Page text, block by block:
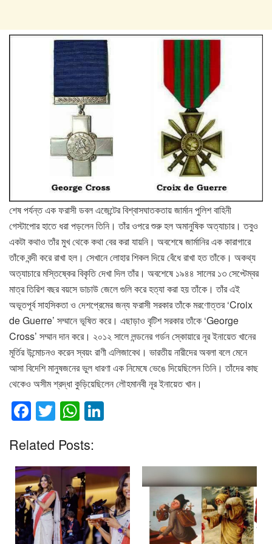
শেষ পর্যন্ত এক ফরাসী ডবল এজেন্টের বিশ্বাসঘাতকতায় জার্মান পুলিশ বাহিনী
গেস্টাপোর হাতে ধরা পড়লেন তিনি। তাঁর ওপরে শুরু হল অমানুষিক অত্যাচার। তবুও
একটা কথাও তাঁর মুখ থেকে কথা বের করা যায়নি। অবশেষে জার্মানির এক কারাগারে
তাঁকে বন্দী করে রাখা হল। সেখানে লোহার শিকল দিয়ে বেঁধে রাখা হত তাঁকে। অকথ্য
অত্যাচারে মস্তিষ্কের বিকৃতি দেখা দিল তাঁর। অবশেষে ১৯৪৪ সালের ১৩ সেপ্টেম্বর
মাত্র তিরিশ বছর বয়সে ডাচাউ জেলে গুলি করে হত্যা করা হয় তাঁকে। তাঁর এই
অভূতপূর্ব সাহসিকতা ও দেশপ্রেমের জন্য ফরাসী সরকার তাঁকে মরণোত্তর ‘Croix
de Guerre’ সম্মানে ভূষিত করে। এছাড়াও বৃটিশ সরকার তাঁকে ‘George
Cross’ সম্মান দান করে। ২০১২ সালে লন্ডনের গর্ডন স্কোয়ারে নূর ইনায়েত খানের
মূর্তির উন্মোচনও করেন স্বয়ং রাণী এলিজাবেথ। ভারতীয় নারীদের অবলা বলে মেনে
আসা বিদেশি মানুষজনের ভুল ধারণা এক নিমেষে ভেঙে দিয়েছিলেন তিনি। তাঁদের কাছ
থেকেও অসীম শ্রদ্ধা কুড়িয়েছিলেন লৌহমানবী নূর ইনায়েত খান।
F
c
e
b
o
o
T
tt
er
W
at
s
A
p
p
e
dI
n
Related Posts: